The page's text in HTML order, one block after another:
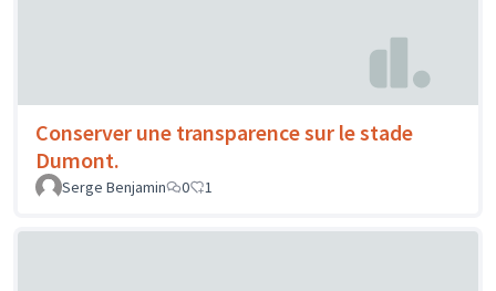
Conserver une transparence sur le stade
Dumont.
Serge Benjamin 0 1